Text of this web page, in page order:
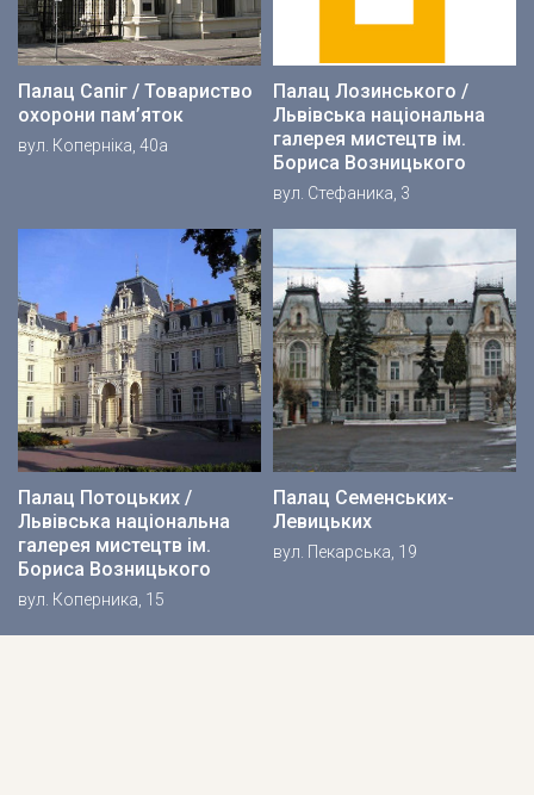
Палац Сапіг / Товариство
охорони пам’яток
вул. Коперніка, 40а
Палац Лозинського /
Львівська національна
галерея мистецтв ім.
Бориса Возницького
вул. Стефаника, 3
Палац Потоцьких /
Львівська національна
галерея мистецтв ім.
Бориса Возницького
вул. Коперника, 15
Палац Семенських-
Левицьких
вул. Пекарська, 19